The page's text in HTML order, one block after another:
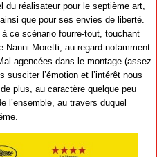
du réalisateur pour le septième art,
que pour ses envies de liberté.
ce scénario fourre-tout, touchant
Moretti, au regard notamment
agencées dans le montage (assez
susciter l’émotion et l’intérêt nous
plus, au caractère quelque peu
l’ensemble, au travers duquel